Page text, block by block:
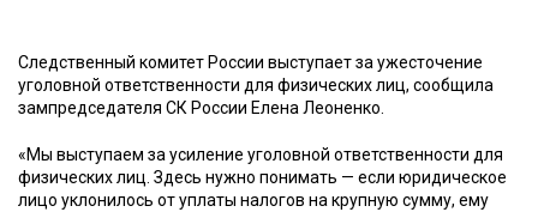
Lifestyle
Мурзилка
Следственный комитет России выступает за ужесточение
уголовной ответственности для физических лиц, сообщила
зампредседателя СК России Елена Леоненко.
«Мы выступаем за усиление уголовной ответственности для
физических лиц. Здесь нужно понимать — если юридическое
лицо уклонилось от уплаты налогов на крупную сумму, ему